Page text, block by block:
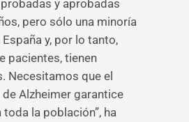
y aprobadas
pero sólo una minoría
y, por lo tanto,
pacientes, tienen
Necesitamos que el
de Alzheimer garantice
la población”, ha